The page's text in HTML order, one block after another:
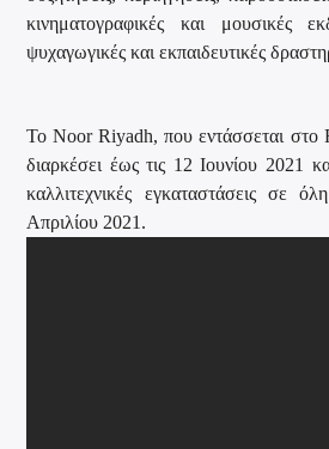
κινηματογραφικές και μουσικές
ψυχαγωγικές και εκπαιδευτικές
Το Noor Riyadh, που εντάσσεται
διαρκέσει έως τις 12 Ιουνίου 2021
καλλιτεχνικές εγκαταστάσεις σε
Απριλίου 2021.